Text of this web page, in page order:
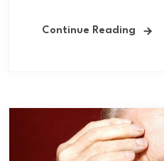
Continue Reading